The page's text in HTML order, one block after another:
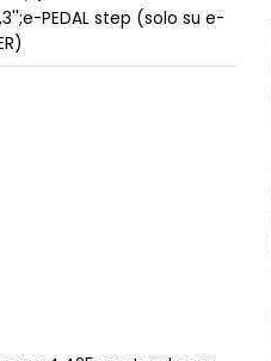
PEDAL step (solo su e-